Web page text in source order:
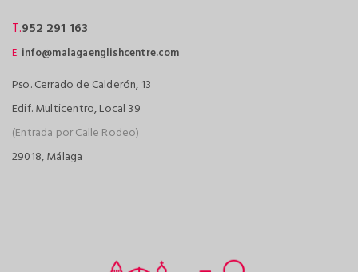
T.952 291 163
E. info@malagaenglishcentre.com
Pso. Cerrado de Calderón, 13
Edif. Multicentro, Local 39
(Entrada por Calle Rodeo)
29018, Málaga